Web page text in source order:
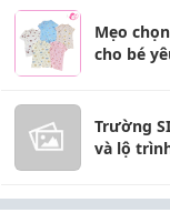
Mẹo
cho bé
Trường
và lộ